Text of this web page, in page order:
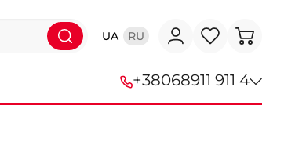
UA RU
+38068911 911 4